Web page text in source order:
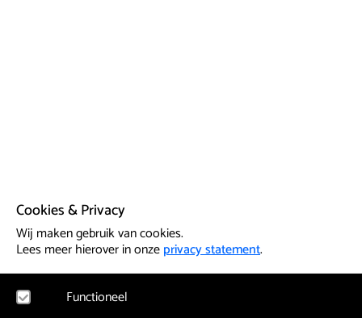
Cookies & Privacy
Wij maken gebruik van cookies.
Lees meer hierover in onzeprivacy statement.
Functioneel